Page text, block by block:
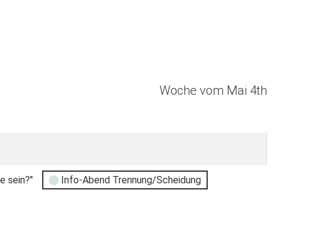
Woche vom Mai 4th
sein?"
Info-Abend Trennung/Scheidung